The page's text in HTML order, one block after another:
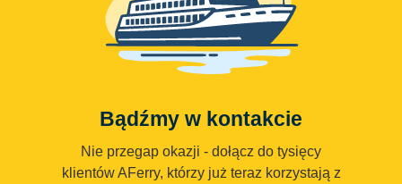
Bądźmy w kontakcie
Nie przegap okazji - dołącz do tysięcy
klientów AFerry, którzy już teraz korzystają z